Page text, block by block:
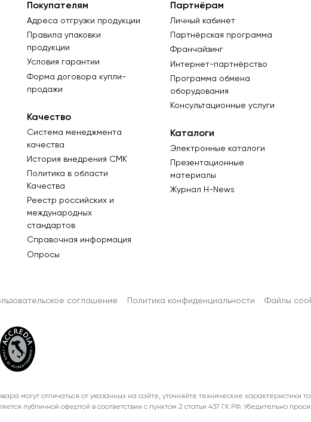
Покупателям
Адреса отгрузки продукции
Правила упаковки
продукции
Условия гарантии
Форма договора купли-
продажи
Качество
Система менеджмента
качества
История внедрения СМК
Политика в области
Качества
Реестр российских и
международных
стандартов
Справочная информация
Опросы
Партнёрам
Личный кабинет
Партнёрская программа
Франчайзинг
Интернет-партнёрство
Программа обмена
оборудования
Консультационные услуги
Каталоги
Электронные каталоги
Презентационные
материалы
Журнал Н-News
соглашение Политика конфиденциальности Файлы
могут отличаться от указанных на сайте, уточняйте технические
публичной офертой в соответствии с пунктом 2 статьи 437 ГК РФ. Убедительно